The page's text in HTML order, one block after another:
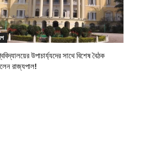
উপাচার্য্যদের সাথে বিশেষ বৈঠক
রাজ্যপাল!